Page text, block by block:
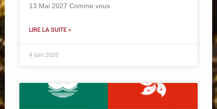
13 Mai 2027 Comme vous
LIRE LA SUITE »
4 juin 2026